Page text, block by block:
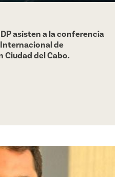
asisten a la conferencia
de
Ciudad del Cabo.